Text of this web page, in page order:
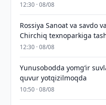
12:30 · 08/08
Rossiya Sanoat va savdo
Chirchiq texnoparkiga
12:30 · 08/08
Yunusobodda yomg‘ir
quvur yotqizilmoqda
10:50 · 08/08